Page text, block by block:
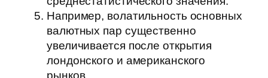
Например, волатильность основных
валютных пар существенно
увеличивается после открытия
лондонского и американского
рынков.